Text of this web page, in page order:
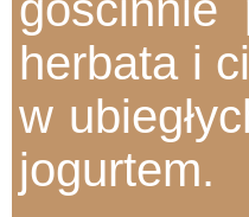
herbata i
w
jogurtem.